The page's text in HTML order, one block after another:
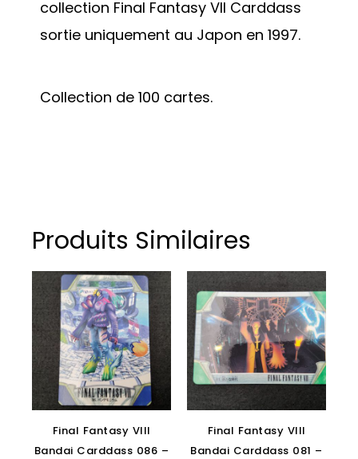
collection Final Fantasy VII Carddass
sortie uniquement au Japon en 1997.
Collection de 100 cartes.
Produits Similaires
Final Fantasy VIII
Bandai Carddass 086 –
Final Fantasy VIII
Bandai Carddass 081 –